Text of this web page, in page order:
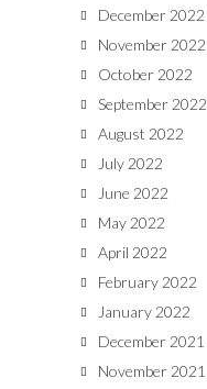
December 2022
November 2022
October 2022
September 2022
August 2022
July 2022
June 2022
May 2022
April 2022
February 2022
January 2022
December 2021
November 2021